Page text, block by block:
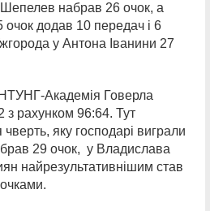
набрав 26 очок, а
додав 10 передач і 6
у Антона Іванини 27
Академія Говерла
з рахунком 96:64. Тут
яку господарі виграли
29 очок, у Владислава
найрезультативнішим став